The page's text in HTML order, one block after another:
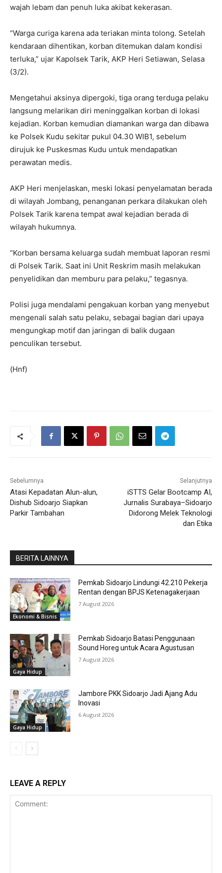
wajah lebam dan penuh luka akibat kekerasan.
“Warga curiga karena ada teriakan minta tolong. Setelah
kendaraan dihentikan, korban ditemukan dalam kondisi
terluka,” ujar Kapolsek Tarik, AKP Heri Setiawan, Selasa
(3/2).
Mengetahui aksinya dipergoki, tiga orang terduga pelaku
langsung melarikan diri meninggalkan korban di lokasi
kejadian. Korban kemudian diamankan warga dan dibawa
ke Polsek Kudu sekitar pukul 04.30 WIB1, sebelum
dirujuk ke Puskesmas Kudu untuk mendapatkan
perawatan medis.
AKP Heri menjelaskan, meski lokasi penyelamatan berada
di wilayah Jombang, penanganan perkara dilakukan oleh
Polsek Tarik karena tempat awal kejadian berada di
wilayah hukumnya.
“Korban bersama keluarga sudah membuat laporan resmi
di Polsek Tarik. Saat ini Unit Reskrim masih melakukan
penyelidikan dan memburu para pelaku,” tegasnya.
Polisi juga mendalami pengakuan korban yang menyebut
mengenali salah satu pelaku, sebagai bagian dari upaya
mengungkap motif dan jaringan di balik dugaan
penculikan tersebut.
(Hnf)
Sebelumnya
Atasi Kepadatan Alun-alun,
Dishub Sidoarjo Siapkan
Parkir Tambahan
Selanjutnya
iSTTS Gelar Bootcamp AI,
Jurnalis Surabaya–Sidoarjo
Didorong Melek Teknologi
dan Etika
BERITA LAINNYA
Ekonomi & Bisnis
Pemkab Sidoarjo Lindungi 42.210 Pekerja
Rentan dengan BPJS Ketenagakerjaan
7 August 2026
Gaya Hidup
Pemkab Sidoarjo Batasi Penggunaan
Sound Horeg untuk Acara Agustusan
7 August 2026
Gaya Hidup
Jambore PKK Sidoarjo Jadi Ajang Adu
Inovasi
6 August 2026
LEAVE A REPLY